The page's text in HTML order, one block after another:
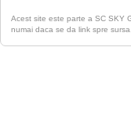
Acest site este parte a SC SKY
numai daca se da link spre